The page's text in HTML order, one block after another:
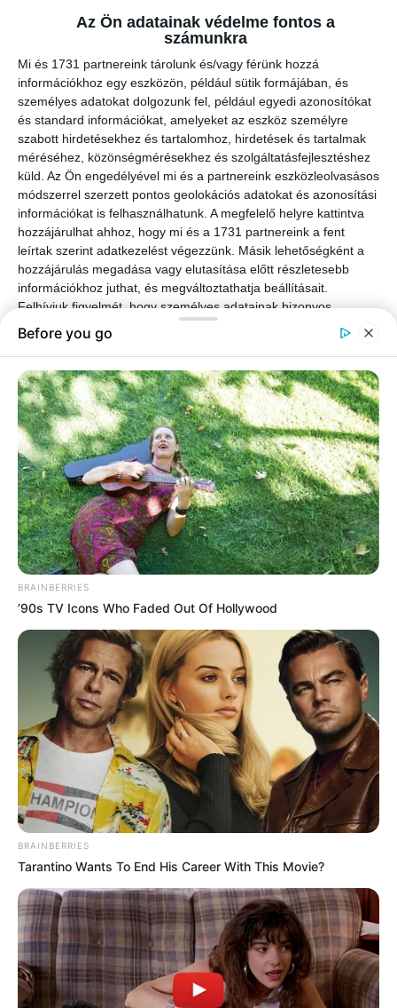
Az Ön adatainak védelme fontos a
számunkra
Mi és 1731 partnereink tárolunk és/vagy férünk hozzá
információkhoz egy eszközön, például sütik formájában, és
személyes adatokat dolgozunk fel, például egyedi azonosítókat
és standard információkat, amelyeket az eszköz személyre
szabott hirdetésekhez és tartalomhoz, hirdetések és tartalmak
méréséhez, közönségmérésekhez és szolgáltatásfejlesztéshez
küld. Az Ön engedélyével mi és a partnereink eszközleolvasásos
módszerrel szerzett pontos geolokációs adatokat és azonosítási
információkat is felhasználhatunk. A megfelelő helyre kattintva
hozzájárulhat ahhoz, hogy mi és a 1731 partnereink a fent
leírtak szerint adatkezelést végezzünk. Másik lehetőségként a
hozzájárulás megadása vagy elutasítása előtt részletesebb
információkhoz juthat, és megváltoztathatja beállításait.
Felhívjuk figyelmét, hogy személyes adatainak bizonyos
kezeléséhez nem feltétlenül szükséges az Ön hozzájárulása, de
jogában áll tiltakozni az ilyen jellegű adatkezelés ellen. A
megváltoztathatja a preferenciáit, vagy visszavonhatja
hozzájárulását, ha visszatér erre az oldalra, és rákattint az oldal
alján található "Adatvédelem" gombra.